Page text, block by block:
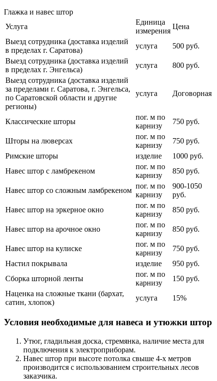
Глажка и навес штор
Услуга
Единица
измерения
Цена
Выезд сотрудника (доставка изделий
в пределах г. Саратова)
услуга
500 руб.
Выезд сотрудника (доставка изделий
в пределах г. Энгельса)
услуга
800 руб.
Выезд сотрудника (доставка изделий
за пределами г. Саратова, г. Энгельса,
по Саратовской области и другие
регионы)
услуга Договорная
Классические шторы
пог. м по
карнизу
750 руб.
Шторы на люверсах
пог. м по
карнизу
750 руб.
Римские шторы
изделие
1000 руб.
Навес штор с ламбрекеном
пог. м по
карнизу
850 руб.
Навес штор со сложным ламбрекеном
пог. м по
карнизу
900-1050
руб.
Навес штор на эркерное окно
пог. м по
карнизу
850 руб.
Навес штор на арочное окно
пог. м по
карнизу
850 руб.
Навес штор на кулиске
пог. м по
карнизу
750 руб.
Настил покрывала
изделие
950 руб.
Сборка шторной ленты
пог. м по
карнизу
150 руб.
Наценка на сложные ткани (бархат,
сатин, хлопок)
услуга 15%
Условия необходимые для навеса и утюжки штор
Утюг, гладильная доска, стремянка, наличие места для
подключения к электроприборам.
Навес штор при высоте потолка свыше 4-х метров
производится с использованием строительных лесов
заказчика.